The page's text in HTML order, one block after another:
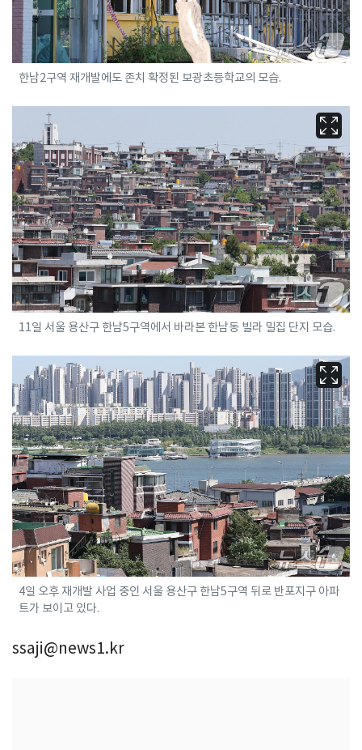
한남2구역 재개발에도 존치 확정된 보광초등학교의 모습.
11일 서울 용산구 한남5구역에서 바라본 한남동 빌라 밀집 단지 모습.
4일 오후 재개발 사업 중인 서울 용산구 한남5구역 뒤로 반포지구 아파
트가 보이고 있다.
ssaji@news1.kr